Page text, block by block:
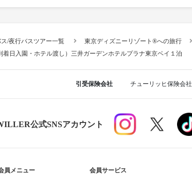
/夜行バスツアー一覧
東京ディズニーリゾート®への旅行
日入園・ホテル渡し）三井ガーデンホテルプラナ東京ベイ１泊
引受保険会社 チューリッヒ保険会社
公式SNSアカウント
員メニュー 会員サービス